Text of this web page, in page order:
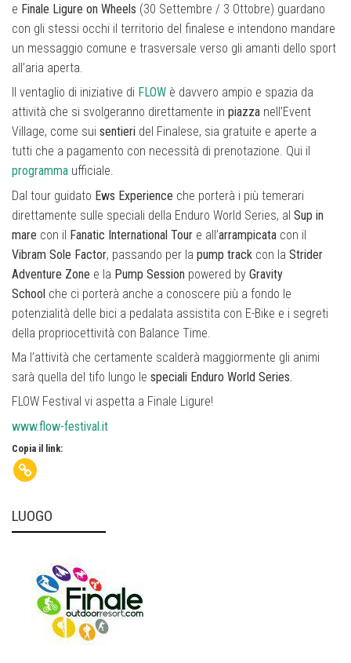
e Finale Ligure on Wheels (30 Settembre / 3 Ottobre) guardano
con gli stessi occhi il territorio del finalese e intendono mandare
un messaggio comune e trasversale verso gli amanti dello sport
all’aria aperta.
Il ventaglio di iniziative di FLOW è davvero ampio e spazia da
attività che si svolgeranno direttamente in piazza nell’Event
Village, come sui sentieri del Finalese, sia gratuite e aperte a
tutti che a pagamento con necessità di prenotazione. Qui il
programma ufficiale.
Dal tour guidato Ews Experience che porterà i più temerari
direttamente sulle speciali della Enduro World Series, al Sup in
mare con il Fanatic International Tour e all’arrampicata con il
Vibram Sole Factor, passando per la pump track con la Strider
Adventure Zone e la Pump Session powered by Gravity
School che ci porterà anche a conoscere più a fondo le
potenzialità delle bici a pedalata assistita con E-Bike e i segreti
della propriocettività con Balance Time.
Ma l’attività che certamente scalderà maggiormente gli animi
sarà quella del tifo lungo le speciali Enduro World Series.
FLOW Festival vi aspetta a Finale Ligure!
www.flow-festival.it
Copia il link:
LUOGO